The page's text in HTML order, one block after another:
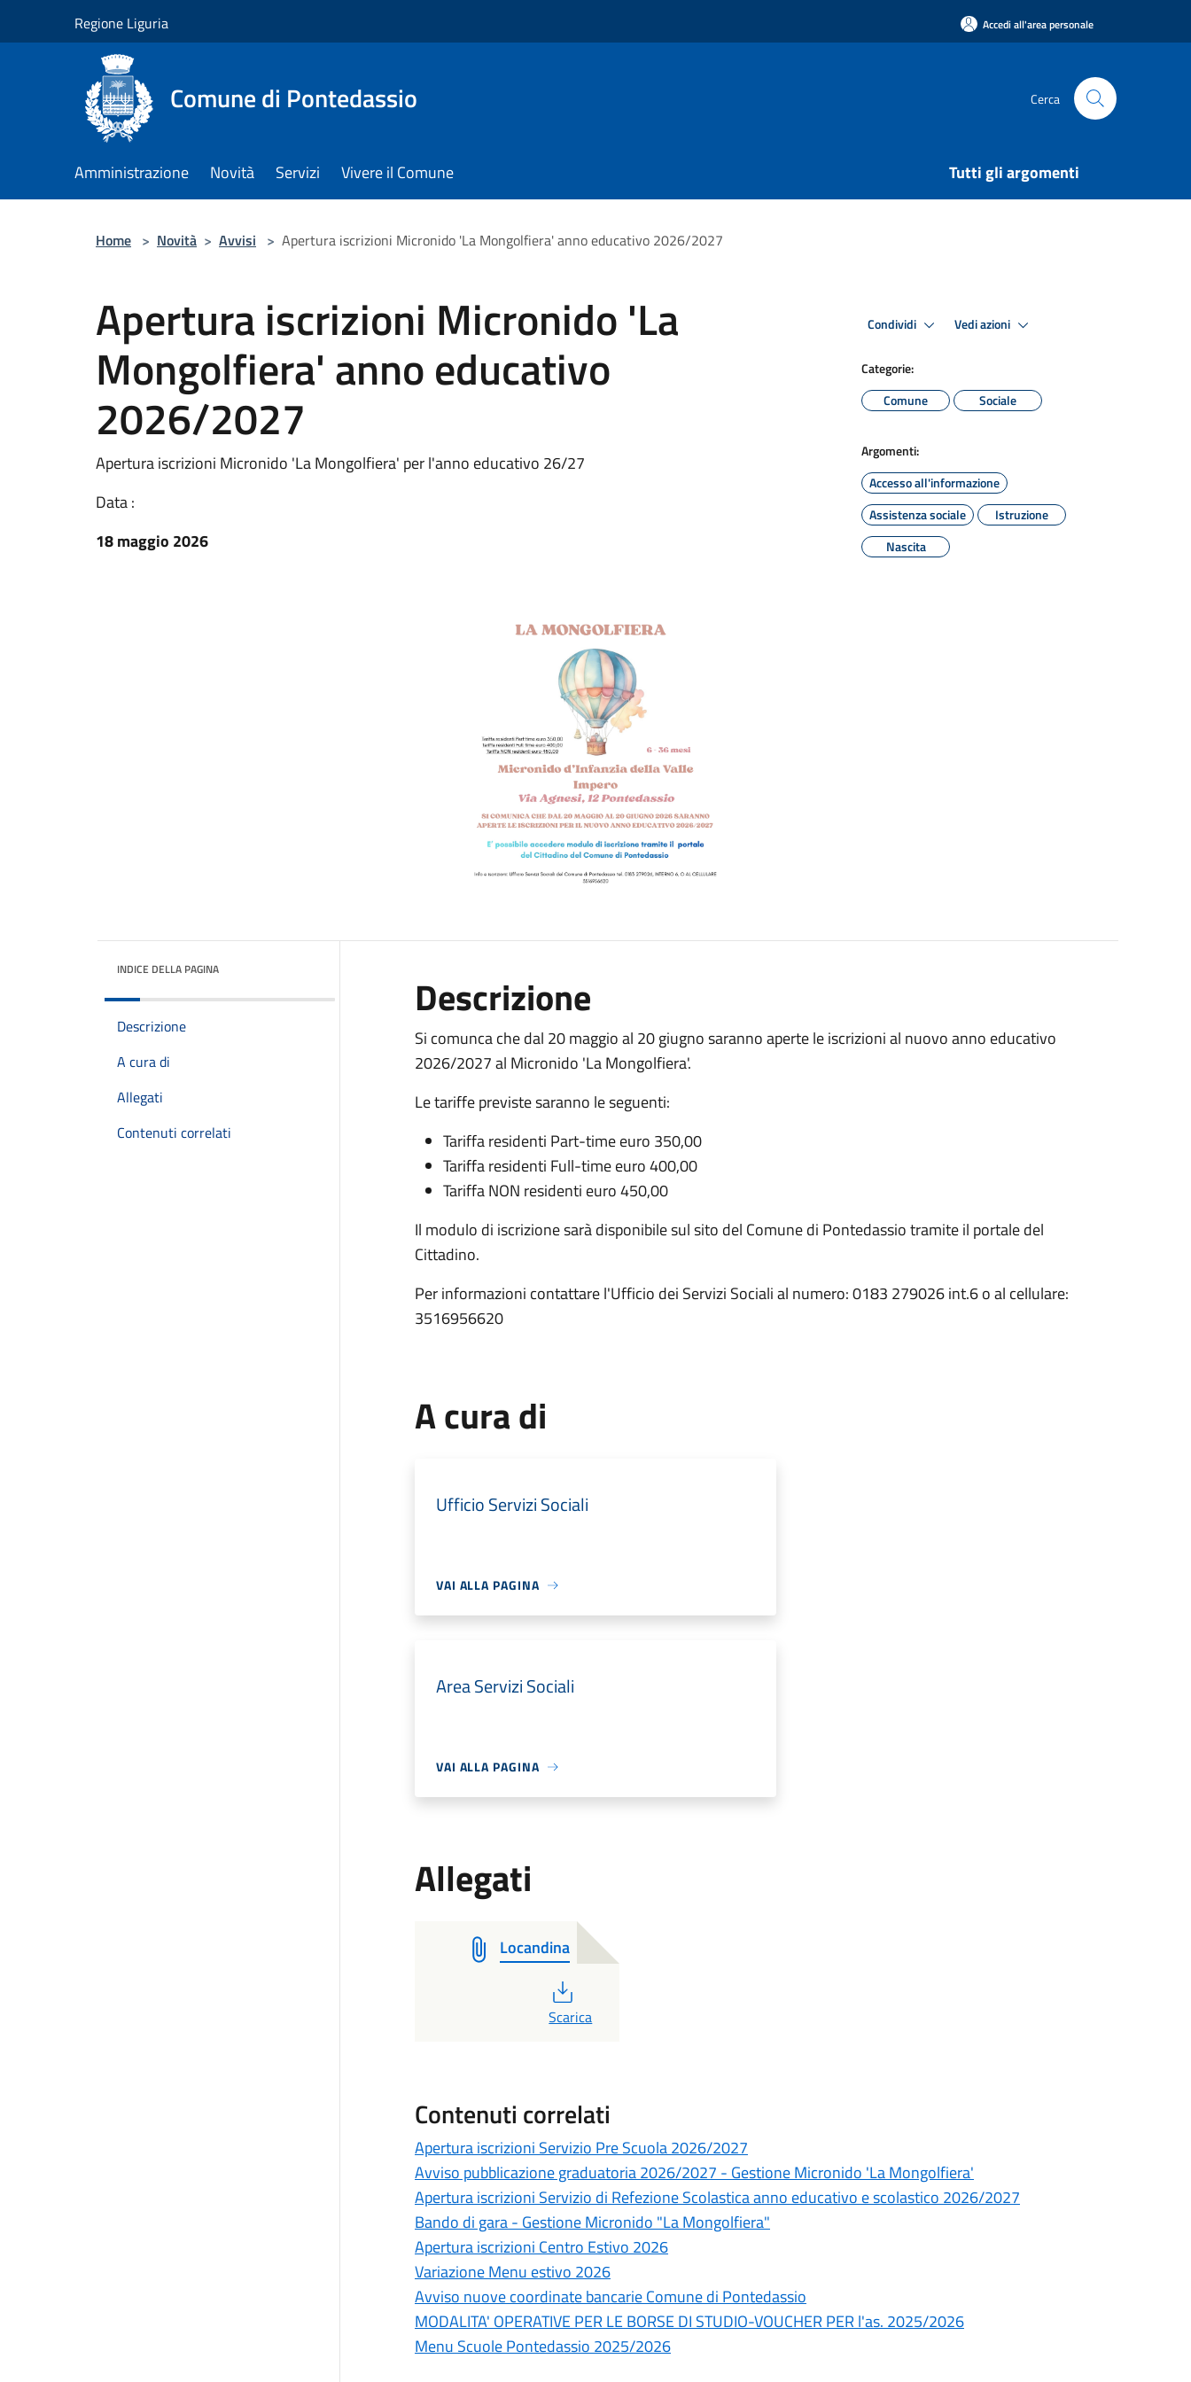
Regione Liguria Accedi all'area personale
Comune di Pontedassio Cerca
Amministrazione Novità Servizi Vivere il Comune Tutti gli argomenti
Home > Novità > Avvisi > Apertura iscrizioni Micronido 'La Mongolfiera' anno educativo 2026/2027
Apertura iscrizioni Micronido 'La
Mongolfiera' anno educativo
2026/2027
Apertura iscrizioni Micronido 'La Mongolfiera' per l'anno educativo 26/27
Data :
18 maggio 2026
Condividi Vedi azioni
Categorie:
Comune
Sociale
Argomenti:
Accesso all'informazione
Assistenza sociale
Istruzione
Nascita
INDICE DELLA PAGINA
Descrizione
A cura di
Allegati
Contenuti correlati
Descrizione
Si comunca che dal 20 maggio al 20 giugno saranno aperte le iscrizioni al nuovo anno educativo
2026/2027 al Micronido 'La Mongolfiera'.
Le tariffe previste saranno le seguenti:
Tariffa residenti Part-time euro 350,00
Tariffa residenti Full-time euro 400,00
Tariffa NON residenti euro 450,00
Il modulo di iscrizione sarà disponibile sul sito del Comune di Pontedassio tramite il portale del
Cittadino.
Per informazioni contattare l'Ufficio dei Servizi Sociali al numero: 0183 279026 int.6 o al cellulare:
3516956620
A cura di
Ufficio Servizi Sociali
VAI ALLA PAGINA
Area Servizi Sociali
VAI ALLA PAGINA
Allegati
Locandina
PDF
Scarica
Contenuti correlati
Apertura iscrizioni Servizio Pre Scuola 2026/2027
Avviso pubblicazione graduatoria 2026/2027 - Gestione Micronido 'La Mongolfiera'
Apertura iscrizioni Servizio di Refezione Scolastica anno educativo e scolastico 2026/2027
Bando di gara - Gestione Micronido "La Mongolfiera"
Apertura iscrizioni Centro Estivo 2026
Variazione Menu estivo 2026
Avviso nuove coordinate bancarie Comune di Pontedassio
MODALITA' OPERATIVE PER LE BORSE DI STUDIO-VOUCHER PER l'as. 2025/2026
Menu Scuole Pontedassio 2025/2026